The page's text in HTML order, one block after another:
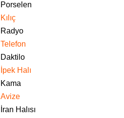
Porselen
Kılıç
Radyo
Telefon
Daktilo
İpek Halı
Kama
Avize
İran Halısı